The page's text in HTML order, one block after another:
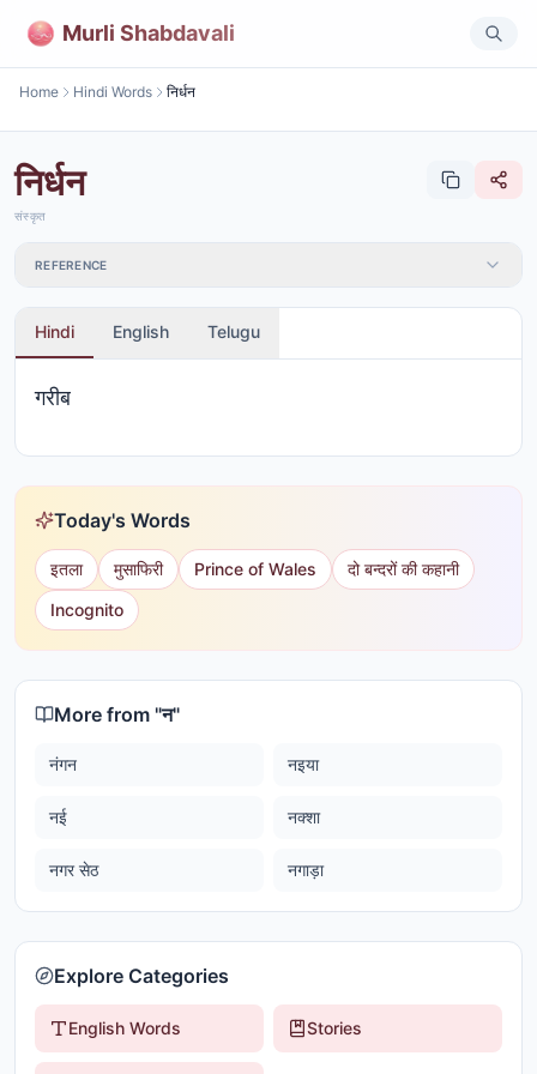
Murli Shabdavali
Home Hindi Words निर्धन
निर्धन
संस्कृत
REFERENCE
Hindi English Telugu
गरीब
Today's Words
इतला मुसाफिरी Prince of Wales
दो बन्दरों की कहानी
Incognito
More from "न"
नंगन नइया
नई नक्शा
नगर सेठ नगाड़ा
Explore Categories
English Words Stories